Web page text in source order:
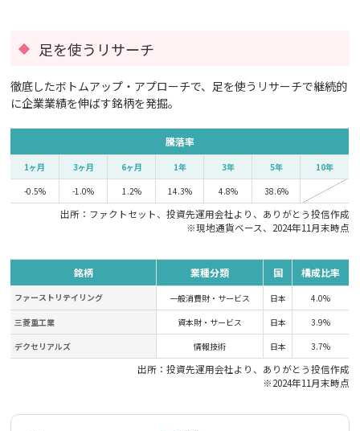
足を使うリサーチ
徹底したボトムアップ・アプローチで、足を使うリサーチで継続的
に企業業績を伸ばす銘柄を発掘。
騰落率
1ヶ月 3ヶ月 6ヶ月 1年 3年 5年
10年
-0.5%
-1.0% 1.2% 14.3% 4.8% 38.6%
出所：ファクトセット、投資先運用会社より、ありがとう投信作成
※現地通貨ベース、2024年11月末時点
銘柄 業種分類 国 構成比率
ファーストリテイリング 一般消費財・サービス 日本
4.0%
三菱重工業
資本財・サービス 日本
3.9%
デクセリアルズ
情報技術 日本 3.7%
出所：投資先運用会社より、ありがとう投信作成
※2024年11月末時点